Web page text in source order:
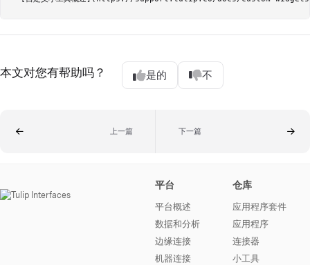
本文对您有帮助吗？ 是的 不
上一篇 下一篇
平台
平台概述
数据和分析
边缘连接
机器连接
仓库
应用程序套件
应用程序
连接器
小工具